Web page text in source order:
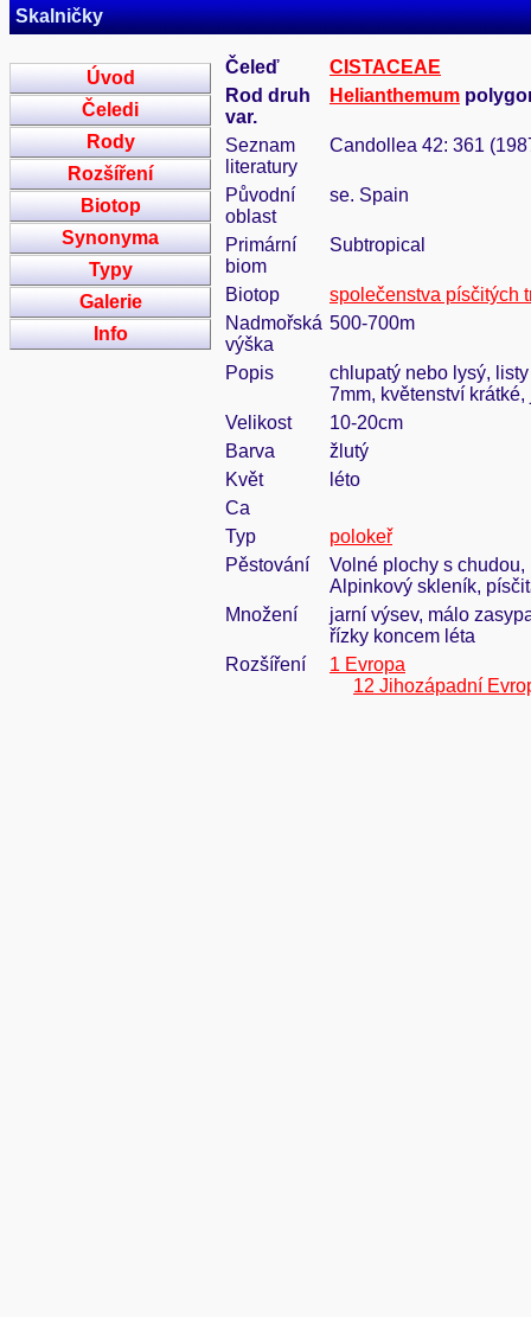
Skalničky
Úvod
Čeledi
Rody
Rozšíření
Biotop
Synonyma
Typy
Galerie
Info
Čeleď
CISTACEAE
Rod druh
var.
Helianthemum
Seznam
literatury
Candollea 42: 361
Původní
oblast
se. Spain
Primární
biom
Subtropical
Biotop
společenstva písčitých
Nadmořská
výška
500-700m
Popis
chlupatý nebo lysý,
7mm, květenství
Velikost
10-20cm
Barva
žlutý
Květ
léto
Ca
Typ
polokeř
Pěstování
Volné plochy s
Alpinkový skleník,
Množení
jarní výsev, málo
řízky koncem léta
Rozšíření
1 Evropa
12 Jihozápadní